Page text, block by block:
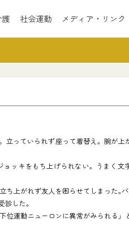
社会運動 メディア・リンク
っていられず座って着替え。腕が上
ッキをもち上げられない。うまく文
上がれず友人を困らせてしまった｡
した。
運動ニューロンに異常がみられる」